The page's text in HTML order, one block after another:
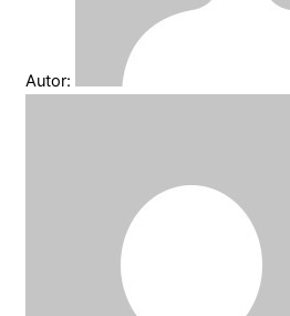
Autor: